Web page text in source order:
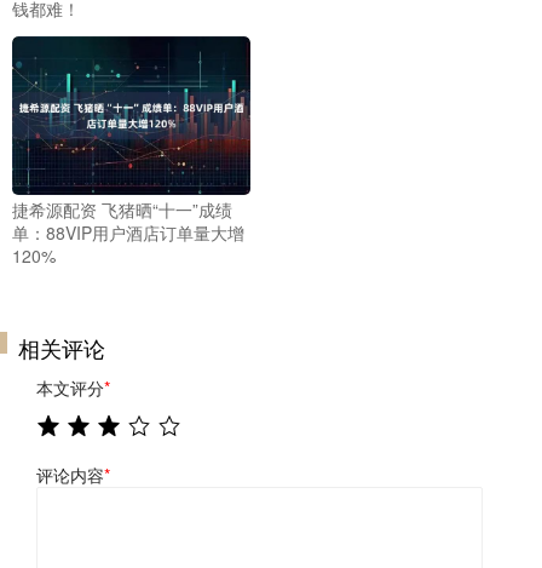
钱都难！
捷希源配资 飞猪晒“十一”成绩
单：88VIP用户酒店订单量大增
120%
相关评论
本文评分*
评论内容*